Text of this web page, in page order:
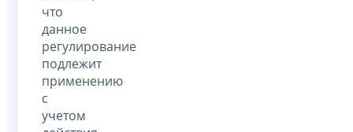
что
данное
регулирование
подлежит
применению
с
учетом